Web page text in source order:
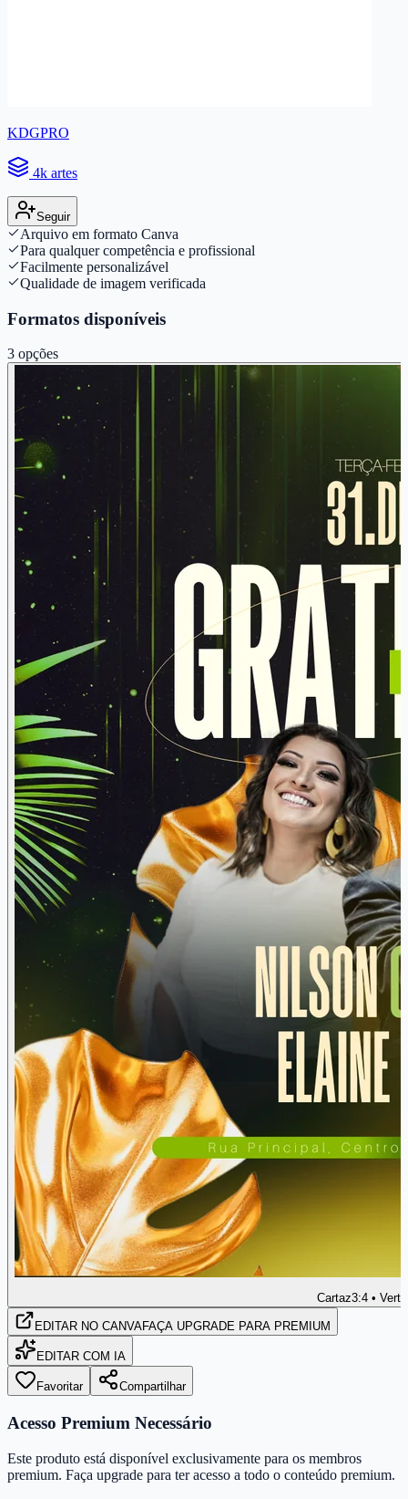
KDGPRO
4k artes
Seguir
Arquivo em formato Canva
Para qualquer competência e profissional
Facilmente personalizável
Qualidade de imagem verificada
Formatos disponíveis
3 opções
Cartaz3:4 •
EDITAR NO CANVAFAÇA UPGRADE PARA PREMIUM
EDITAR COM IA
Favoritar Compartilhar
Acesso Premium Necessário
Este produto está disponível exclusivamente para os membros
premium. Faça upgrade para ter acesso a todo o conteúdo premium.